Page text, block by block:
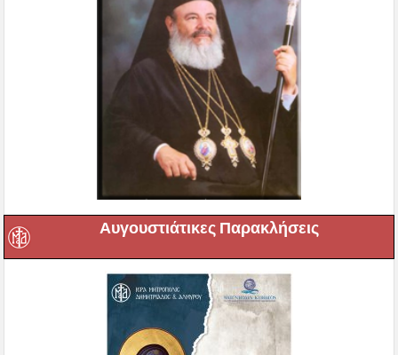
Αυγουστιάτικες Παρακλήσεις